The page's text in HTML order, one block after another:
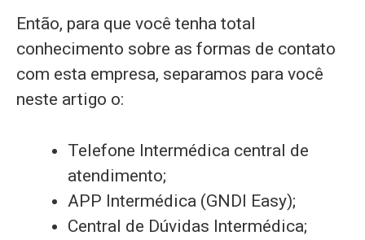
Então, para que você tenha total
conhecimento sobre as formas de contato
com esta empresa, separamos para você
neste artigo o:
Telefone Intermédica central de
atendimento;
APP Intermédica (GNDI Easy);
Central de Dúvidas Intermédica;